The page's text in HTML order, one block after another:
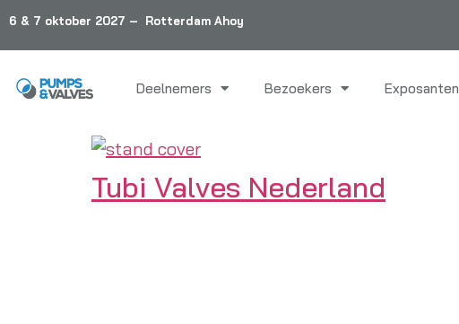
6 & 7 oktober 2027 – Rotterdam Ahoy
Deelnemers Bezoekers Exposanten
Tubi Valves Nederland